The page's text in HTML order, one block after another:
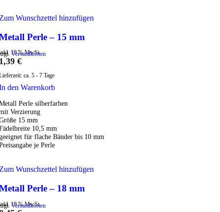
Wunschzettel hinzufügen
Perle – 15 mm
19 % MwSt.
Versandkosten
€
ca. 5 - 7 Tage
den Warenkorb
Perle silberfarben
Verzierung
15 mm
10,5 mm
für flache Bänder bis 10 mm
je Perle
Wunschzettel hinzufügen
Perle – 18 mm
19 % MwSt.
Versandkosten